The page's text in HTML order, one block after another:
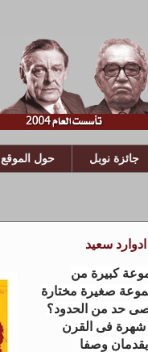
جائزة نوبل حول الموقع
سعيد
كبيرة من
صغيرة مختارة
حد من الحدود؟
شهرة فى القرن
يقدمان وصفا